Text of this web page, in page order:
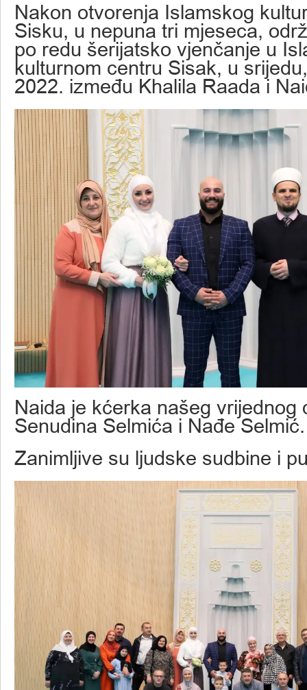
Nakon otvorenja Islamskog
Sisku, u nepuna tri mjeseca,
po redu šerijatsko vjenčanje u
kulturnom centru Sisak, u
2022. između Khalila Raada i
Naida je kćerka našeg vrijednog
Senudina Selmića i Nađe Selmić.
Zanimljive su ljudske sudbine i